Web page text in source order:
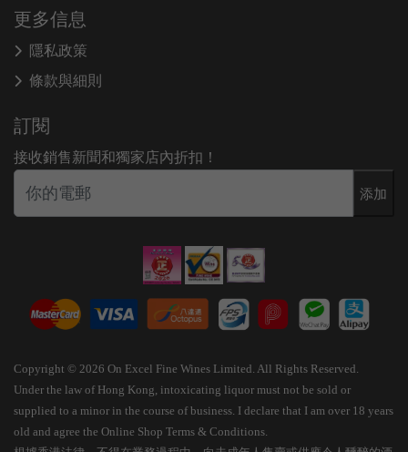
更多信息
隱私政策
條款與細則
訂閱
接收銷售新聞和獨家店內折扣！
添加
Copyright © 2026 On Excel Fine Wines Limited. All Rights Reserved.
Under the law of Hong Kong, intoxicating liquor must not be sold or
supplied to a minor in the course of business. I declare that I am over 18 years
old and agree the Online Shop Terms & Conditions.